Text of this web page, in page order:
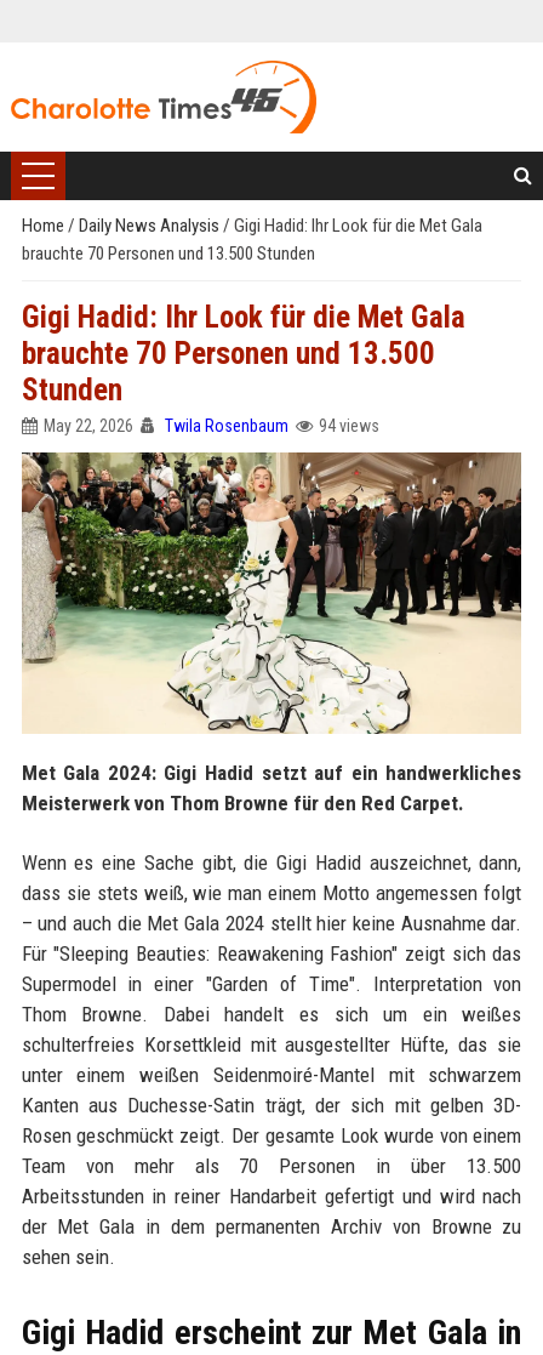
Home / Daily News Analysis / Gigi Hadid: Ihr Look für die Met Gala
brauchte 70 Personen und 13.500 Stunden
Gigi Hadid: Ihr Look für die Met Gala
brauchte 70 Personen und 13.500
Stunden
May 22, 2026 Twila Rosenbaum 94 views
Met Gala 2024: Gigi Hadid setzt auf ein handwerkliches
Meisterwerk von Thom Browne für den Red Carpet.
Wenn es eine Sache gibt, die Gigi Hadid auszeichnet, dann,
dass sie stets weiß, wie man einem Motto angemessen folgt
– und auch die Met Gala 2024 stellt hier keine Ausnahme dar.
Für "Sleeping Beauties: Reawakening Fashion" zeigt sich das
Supermodel in einer "Garden of Time". Interpretation von
Thom Browne. Dabei handelt es sich um ein weißes
schulterfreies Korsettkleid mit ausgestellter Hüfte, das sie
unter einem weißen Seidenmoiré-Mantel mit schwarzem
Kanten aus Duchesse-Satin trägt, der sich mit gelben 3D-
Rosen geschmückt zeigt. Der gesamte Look wurde von einem
Team von mehr als 70 Personen in über 13.500
Arbeitsstunden in reiner Handarbeit gefertigt und wird nach
der Met Gala in dem permanenten Archiv von Browne zu
sehen sein.
Gigi Hadid erscheint zur Met Gala in